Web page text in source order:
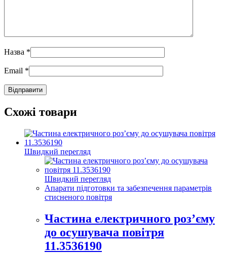
Назва *
Email *
Схожі товари
Швидкий перегляд
Швидкий перегляд
Апарати підготовки та забезпечення параметрів
стисненого повітря
Частина електричного роз’єму
до осушувача повітря
11.3536190